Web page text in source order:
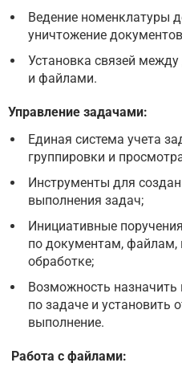
Ведение номенклатуры
уничтожение
Установка связей
и файлами.
Управление задачами:
Единая система учета
группировки и
Инструменты для
выполнения задач;
Инициативные
по документам, файлам,
обработке;
Возможность назначить
по задаче и установить
выполнение.
Работа с файлами: